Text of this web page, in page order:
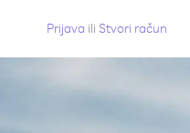
Prijava ili Stvori račun